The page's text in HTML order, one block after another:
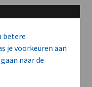
betere
je voorkeuren aan
naar de